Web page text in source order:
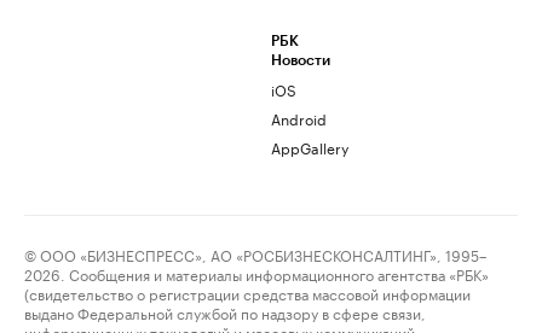
РБК
Новости
iOS
Android
AppGallery
© ООО «БИЗНЕСПРЕСС», АО «РОСБИЗНЕСКОНСАЛТИНГ», 1995–
2026. Сообщения и материалы информационного агентства «РБК»
(свидетельство о регистрации средства массовой информации
выдано Федеральной службой по надзору в сфере связи,